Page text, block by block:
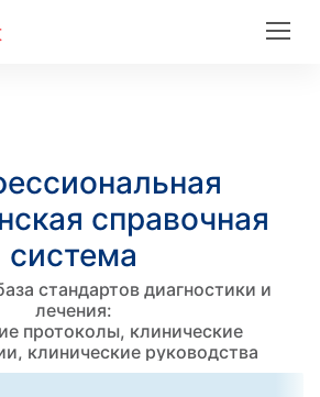
справочная
система
стандартов диагностики и
лечения:
протоколы, клинические
клинические руководства